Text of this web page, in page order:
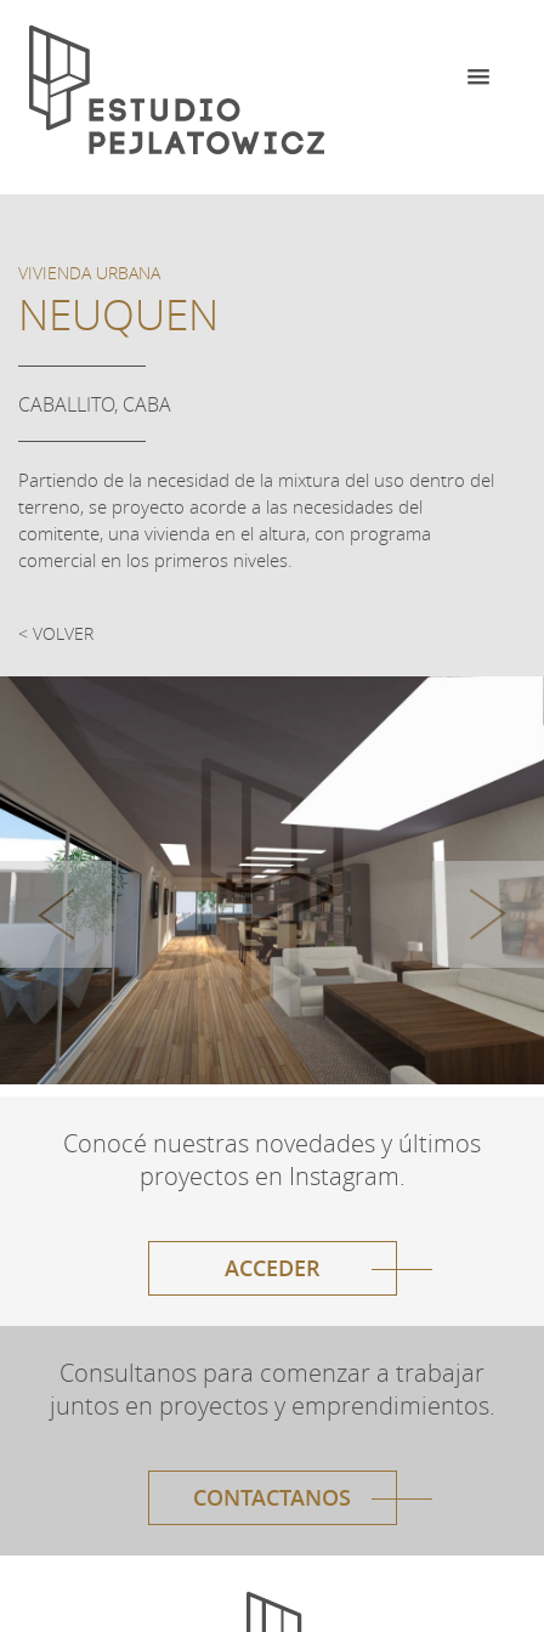
VIVIENDA URBANA
NEUQUEN
CABALLITO, CABA
Partiendo de la necesidad de la mixtura del uso dentro del
terreno, se proyecto acorde a las necesidades del
comitente, una vivienda en el altura, con programa
comercial en los primeros niveles.
< VOLVER
Conocé nuestras novedades y últimos
proyectos en Instagram.
ACCEDER
Consultanos para comenzar a trabajar
juntos en proyectos y emprendimientos.
CONTACTANOS